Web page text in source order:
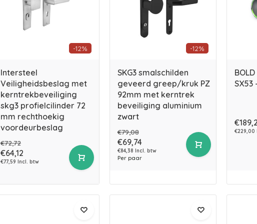
-12%
Intersteel
Veiligheidsbeslag met
kerntrekbeveiliging
skg3 profielcilinder 72
mm rechthoekig
voordeurbeslag
€72,72
€64,12
€77,59 Incl. btw
-12%
SKG3 smalschilden
geveerd greep/kruk PZ
92mm met kerntrek
beveiliging aluminium
zwart
€79,08
€69,74
€84,38 Incl. btw
Per paar
€229,00